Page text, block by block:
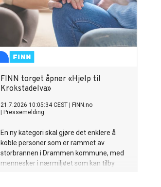
FINN torget åpner «Hjelp til
Krokstadelva»
21.7.2026 10:05:34 CEST
FINN.no
Pressemelding
En ny kategori skal gjøre det enklere å
koble personer som er rammet av
storbrannen i Drammen kommune, med
mennesker i nærmiljøet som kan tilby